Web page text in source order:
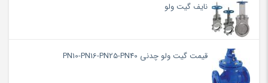
نایف گیت ولو
قیمت گیت ولو چدنی PN10-PN16-PN25-PN40